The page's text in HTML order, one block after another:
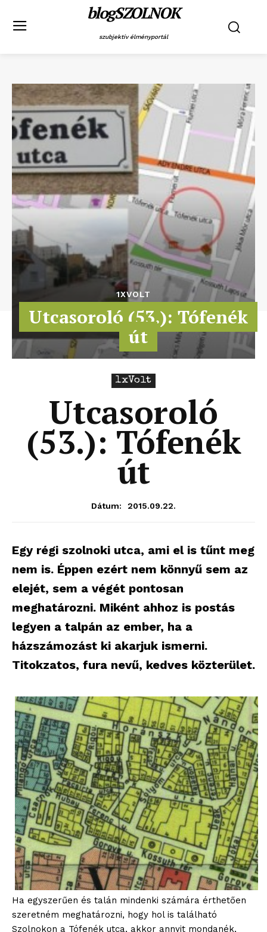
blogSZOLNOK
szubjektív élményportál
1XVOLT
Utcasoroló (53.): Tófenék
út
1xVolt
Utcasoroló
(53.): Tófenék
út
Dátum: 2015.09.22.
Egy régi szolnoki utca, ami el is tűnt meg
nem is. Éppen ezért nem könnyű sem az
elejét, sem a végét pontosan
meghatározni. Miként ahhoz is postás
legyen a talpán az ember, ha a
házszámozást ki akarjuk ismerni.
Titokzatos, fura nevű, kedves közterület.
Ha egyszerűen és talán mindenki számára érthetően
szeretném meghatározni, hogy hol is található
Szolnokon a Tófenék utca, akkor annyit mondanék,